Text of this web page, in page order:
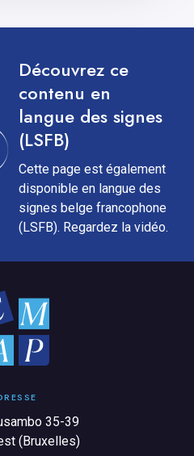
Découvrez ce
contenu en
langue des signes
(LSFB)
Cette page est également
disponible en langue des
signes belge francophone
(LSFB). Regardez la vidéo.
35-39
(Bruxelles)